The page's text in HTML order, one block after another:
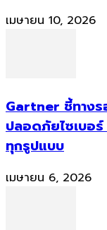
เมษายน 10, 2026
Gartner ชี้ทางร
ปลอดภัยไซเบอ
ทุกรูปแบบ
เมษายน 6, 2026